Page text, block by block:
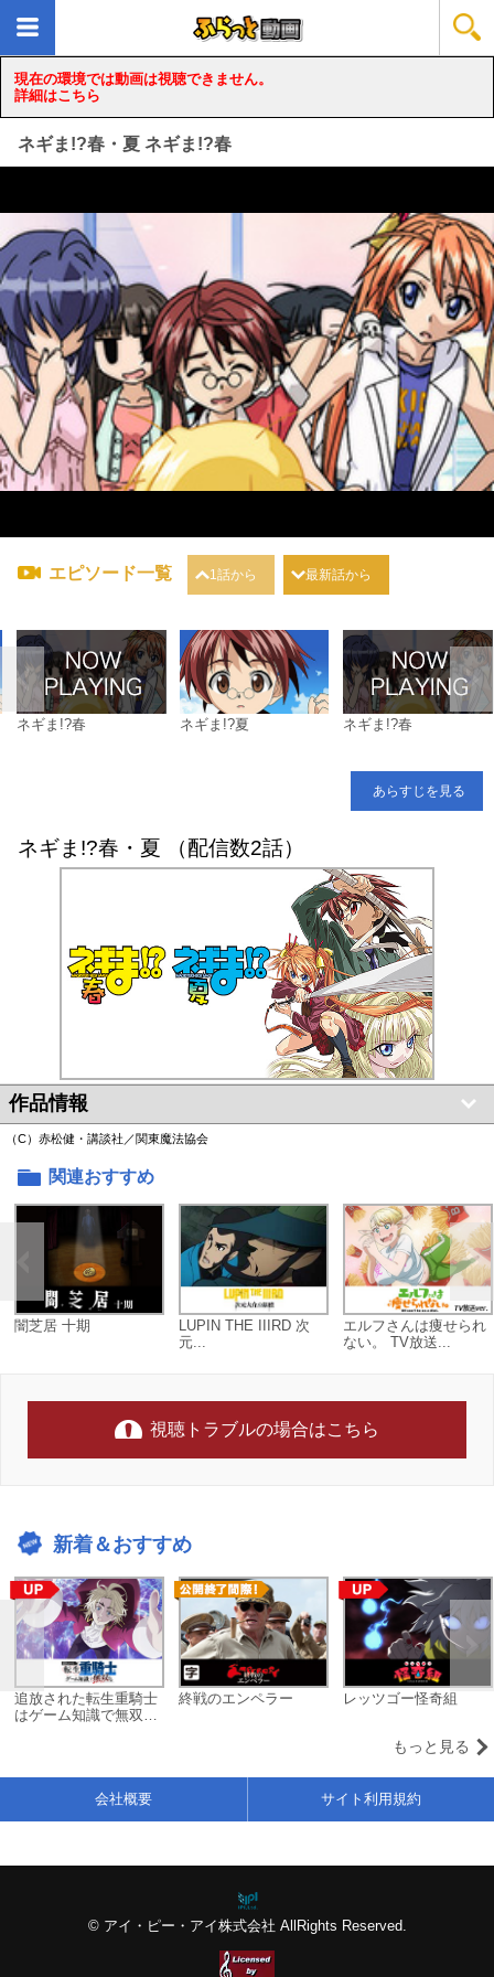
現在の環境では動画は視聴できません。
詳細はこちら
ネギま!?春・夏 ネギま!?春
loading...
エピソード一覧 1話から 最新話から
ネギま!?春 ネギま!?夏 ネギま!?春
あらすじを見る
ネギま!?春・夏 （配信数2話）
作品情報
（C）赤松健・講談社／関東魔法協会
関連おすすめ
闇芝居 十期
LUPIN THE IIIRD 次
元...
エルフさんは痩せられ
ない。 TV放送...
視聴トラブルの場合はこちら
新着＆おすすめ
追放された転生重騎士
はゲーム知識で無双す
終戦のエンペラー レッツゴー怪奇組
もっと見る
© アイ・ピー・アイ株式会社 AllRights Reserved.
会社概要 サイト利用規約